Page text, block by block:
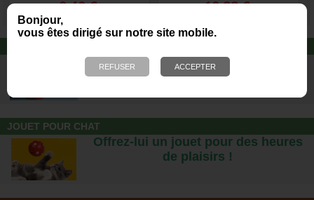
Bonjour,
vous êtes dirigé sur notre site mobile.
8,40 € 10,99 €
Des repas complets pour chats, à
partir d’ingrédients 100% naturels.
JOUET POUR CHAT
Offrez-lui un jouet pour des heures
de plaisirs !